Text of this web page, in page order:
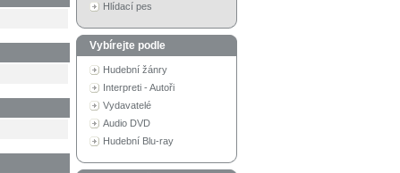
Hlídací pes
Vybírejte podle
Hudební žánry
Interpreti - Autoři
Vydavatelé
Audio DVD
Hudební Blu-ray